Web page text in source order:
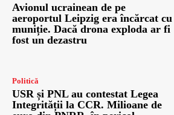
Avionul ucrainean de pe
aeroportul Leipzig era încărcat cu
muniție. Dacă drona exploda ar fi
fost un dezastru
Politică
USR și PNL au contestat Legea
Integrității la CCR. Milioane de